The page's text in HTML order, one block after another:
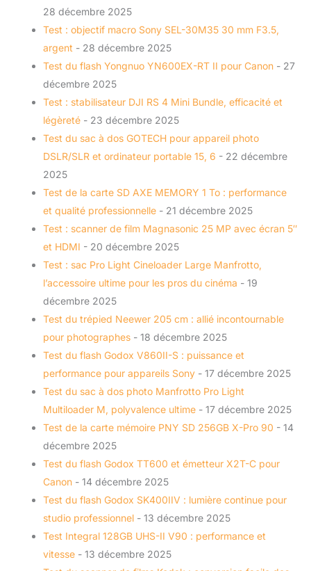
28 décembre 2025
Test : objectif macro Sony SEL-30M35 30 mm F3.5,
argent - 28 décembre 2025
Test du flash Yongnuo YN600EX-RT II pour Canon - 27
décembre 2025
Test : stabilisateur DJI RS 4 Mini Bundle, efficacité et
légèreté - 23 décembre 2025
Test du sac à dos GOTECH pour appareil photo
DSLR/SLR et ordinateur portable 15, 6 - 22 décembre
2025
Test de la carte SD AXE MEMORY 1 To : performance
et qualité professionnelle - 21 décembre 2025
Test : scanner de film Magnasonic 25 MP avec écran 5″
et HDMI - 20 décembre 2025
Test : sac Pro Light Cineloader Large Manfrotto,
l’accessoire ultime pour les pros du cinéma - 19
décembre 2025
Test du trépied Neewer 205 cm : allié incontournable
pour photographes - 18 décembre 2025
Test du flash Godox V860II-S : puissance et
performance pour appareils Sony - 17 décembre 2025
Test du sac à dos photo Manfrotto Pro Light
Multiloader M, polyvalence ultime - 17 décembre 2025
Test de la carte mémoire PNY SD 256GB X-Pro 90 - 14
décembre 2025
Test du flash Godox TT600 et émetteur X2T-C pour
Canon - 14 décembre 2025
Test du flash Godox SK400IIV : lumière continue pour
studio professionnel - 13 décembre 2025
Test Integral 128GB UHS-II V90 : performance et
vitesse - 13 décembre 2025